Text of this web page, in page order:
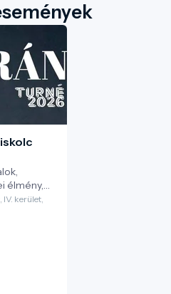
élmény,
kerület,